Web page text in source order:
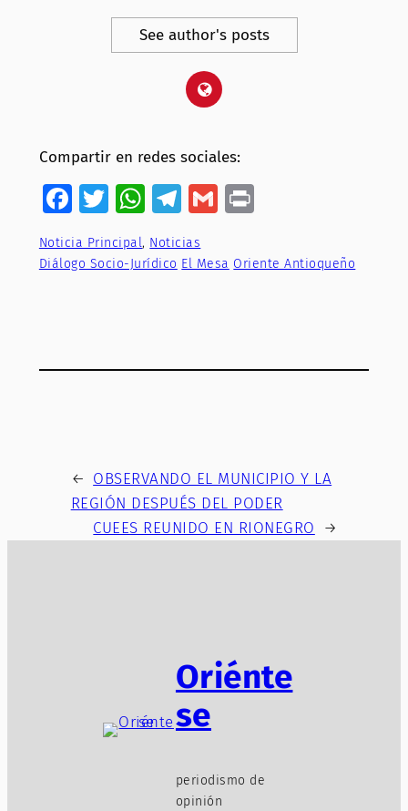
See author's posts
Compartir en redes sociales:
Facebook
Twitter
WhatsApp
Telegram
GmailPrint
Noticia Principal, Noticias
Diálogo Socio-Jurídico El Mesa Oriente Antioqueño
← OBSERVANDO EL MUNICIPIO Y LA
REGIÓN DESPUÉS DEL PODER
CUEES REUNIDO EN RIONEGRO
→
Oriénte
se
periodismo de
opinión